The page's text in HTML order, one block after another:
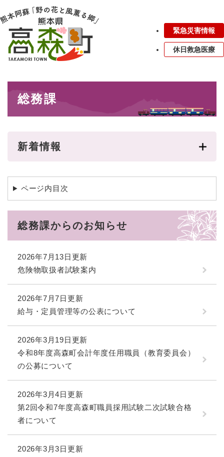
ー
ジ
メニューを飛ばして本文へ
緊急災害情報
休日救急医療
総務課
新着情報
ページ内目次
総務課からのお知らせ
2026年7月13日更新
危険物取扱者試験案内
2026年7月7日更新
給与・定員管理等の公表について
2026年3月19日更新
令和8年度高森町会計年度任用職員（教育委員会）
の公募について
2026年3月4日更新
第2回令和7年度高森町職員採用試験二次試験合格
者について
2026年3月3日更新